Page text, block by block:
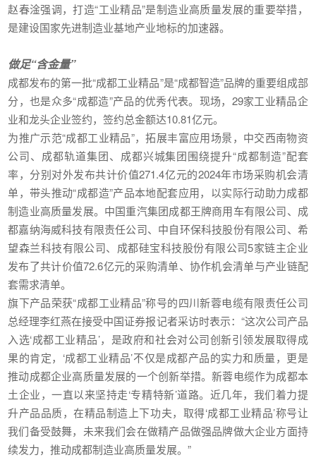
赵春淦强调，打造“工业精品”是制造业高质量发展的重要举措，
是建设国家先进制造业基地产业地标的加速器。
做足“含金量”
成都发布的第一批“成都工业精品”是“成都智造”品牌的重要组成部
分，也是众多“成都造”产品的优秀代表。现场，29家工业精品企
业和龙头企业签约，签约总金额达10.81亿元。
为推广示范“成都工业精品”，拓展丰富应用场景，中交西南物资
公司、成都轨道集团、成都兴城集团围绕提升“成都制造”配套
率，分别对外发布共计价值271.4亿元的2024年市场采购机会清
单，带头推动“成都造”产品本地配套应用，以实际行动助力成都
制造业高质量发展。中国重汽集团成都王牌商用车有限公司、成
都嘉纳海威科技有限责任公司、中自环保科技股份有限公司、希
望森兰科技有限公司、成都硅宝科技股份有限公司5家链主企业
发布了共计价值72.6亿元的采购清单、协作机会清单与产业链配
套需求清单。
旗下产品荣获“成都工业精品”称号的四川新蓉电缆有限责任公司
总经理李红燕在接受中国证券报记者采访时表示：“这次公司产品
入选‘成都工业精品’，是政府和社会对公司创新引领发展取得成
果的肯定，‘成都工业精品’不仅是成都产品的实力和质量，更是
推动成都企业高质量发展的一个创新举措。新蓉电缆作为成都本
土企业，一直以来坚持走‘专精特新’道路。近几年，我们着力提
升产品品质，在精品制造上下功夫，取得‘成都工业精品’称号让
我们备受鼓舞，未来我们会在做精产品做强品牌做大企业方面持
续发力，推动成都制造业高质量发展。”